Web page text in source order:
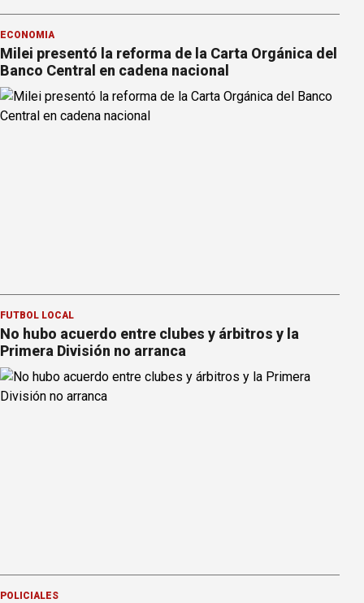
ECONOMÍA
Milei presentó la reforma de la Carta Orgánica del
Banco Central en cadena nacional
FÚTBOL LOCAL
No hubo acuerdo entre clubes y árbitros y la
Primera División no arranca
POLICIALES